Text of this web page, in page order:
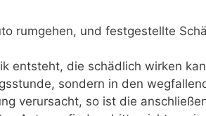
rumgehen, und festgestellte
entsteht, die schädlich wirken
sondern in den
verursacht, so ist die